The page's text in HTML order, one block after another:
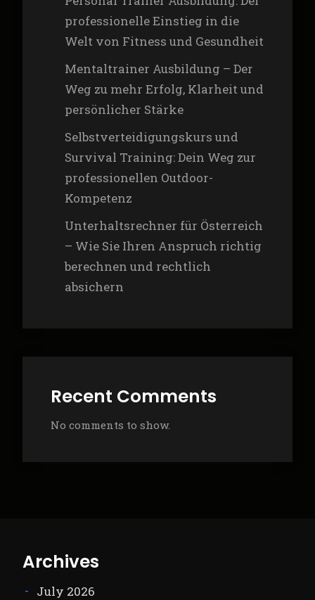
professionelle Einstieg in die
Welt von Fitness und Gesundheit
Mentaltrainer Ausbildung – Der
Weg zu mehr Erfolg, Klarheit und
persönlicher Stärke
Selbstverteidigungskurs und
Survival Training: Dein Weg zur
professionellen Outdoor-
Kompetenz
Unterhaltsrechner für Österreich
– Wie Sie Ihren Anspruch richtig
berechnen und rechtlich
absichern
Recent Comments
No comments to show.
Archives
July 2026